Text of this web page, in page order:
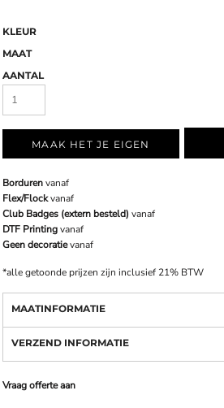
KLEUR
MAAT
AANTAL
MAAK HET JE EIGEN
Bordurenvanaf
Flex/Flockvanaf
Club Badges (extern besteld) vanaf
DTF Printingvanaf
Geen decoratievanaf
*alle getoonde prijzen zijn inclusief 21% BTW
MAATINFORMATIE
VERZEND INFORMATIE
Vraag offerte aan